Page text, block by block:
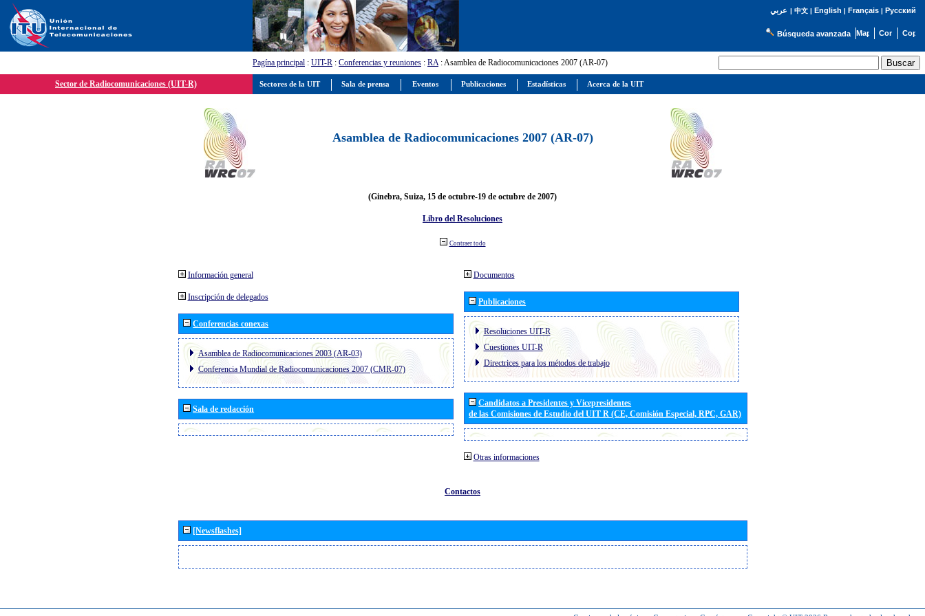
عربي | 中文| English | Français| Русский
Búsqueda avanzada
Pagína principal : UIT-R : Conferencias y reuniones : RA: Asamblea de Radiocomunicaciones 2007 (AR-07)
Sector de Radiocomunicaciones (UIT-R)
Asamblea de Radiocomunicaciones 2007 (AR-07)
(Ginebra, Suiza, 15 de octubre-19 de octubre de 2007)
Libro del Resoluciones
Contraer todo
Información general
Inscripción de delegados
Conferencias conexas
Asamblea de Radiocomunicaciones 2003 (AR-03)
Conferencia Mundial de Radiocomunicaciones 2007 (CMR-07)
Sala de redacción
Documentos
Publicaciones
Resoluciones UIT-R
Cuestiones UIT-R
Directrices para los métodos de trabajo
Candidatos a Presidentes y Vicepresidentes
de las Comisiones de Estudio del UIT R (CE, Comisión Especial, RPC, GAR)
Otras informaciones
Contactos
[Newsflashes]
Sectores de la UIT Sala de prensa Eventos Publicaciones Estadísticas Acerca de la UIT